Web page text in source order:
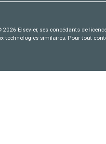
Elsevier, ses concédants de
technologies similaires. Pour tout